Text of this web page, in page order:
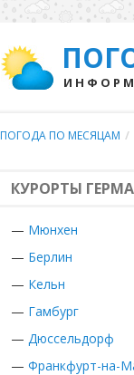
ПОГОДА ПО МЕСЯЦАМ /
КУРОРТЫ
— Мюнхен
— Берлин
— Кельн
— Гамбург
— Дюссельдорф
— Франкфурт-на-